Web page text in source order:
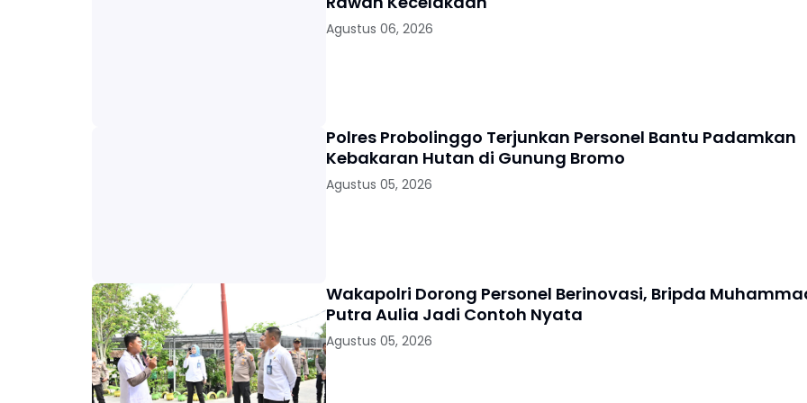
Agustus 06, 2026
Polres Probolinggo Terjunkan Personel Bantu Padamkan
Kebakaran Hutan di Gunung Bromo
Agustus 05, 2026
Wakapolri Dorong Personel Berinovasi, Bripda
Putra Aulia Jadi Contoh Nyata
Agustus 05, 2026